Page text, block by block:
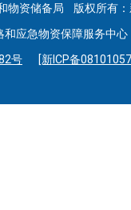
物资储备局 版权所有
和应急物资保障服务中
号
[新ICP备